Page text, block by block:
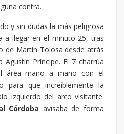
contra.
y sin dudas la más peligrosa
a llegar en el minuto 25, tras
de Martín Tolosa desde atrás
Príncipe. El 7 charrúa
área mano a mano con el
para que increíblemente la
izquierdo del arco visitante.
Córdoba avisaba de forma